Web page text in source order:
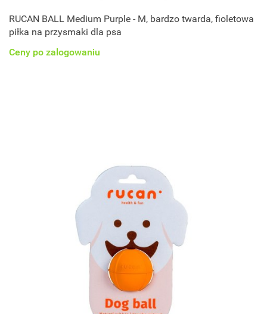
RUCAN BALL Medium Purple - M, bardzo twarda, fioletowa
piłka na przysmaki dla psa
Ceny po zalogowaniu